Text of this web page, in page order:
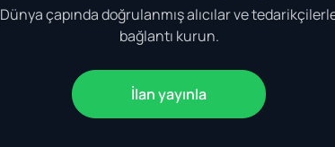
Dünya çapında doğrulanmış alıcılar ve
bağlantı kurun.
İlan yayınla